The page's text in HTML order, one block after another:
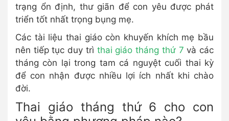
trạng ổn định, thư giãn để con yêu được phát
triển tốt nhất trọng bụng mẹ.
Các tài liệu thai giáo còn khuyến khích mẹ bầu
nên tiếp tục duy trì thai giáo tháng thứ 7 và các
tháng còn lại trong tam cá nguyệt cuối thai kỳ
để con nhận được nhiều lợi ích nhất khi chào
đời.
Thai giáo tháng thứ 6 cho con